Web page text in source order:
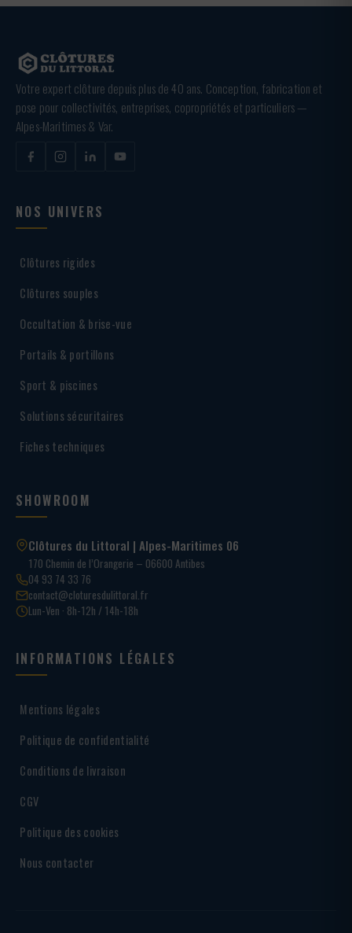
Votre expert clôture depuis plus de 40 ans. Conception, fabrication et
pose pour collectivités, entreprises, copropriétés et particuliers —
Alpes-Maritimes & Var.
NOS UNIVERS
Clôtures rigides
Clôtures souples
Occultation & brise-vue
Portails & portillons
Sport & piscines
Solutions sécuritaires
Fiches techniques
SHOWROOM
Clôtures du Littoral | Alpes-Maritimes 06
170 Chemin de l’Orangerie – 06600 Antibes
04 93 74 33 76
contact@cloturesdulittoral.fr
Lun-Ven · 8h-12h / 14h-18h
INFORMATIONS LÉGALES
Mentions légales
Politique de confidentialité
Conditions de livraison
CGV
Politique des cookies
Nous contacter